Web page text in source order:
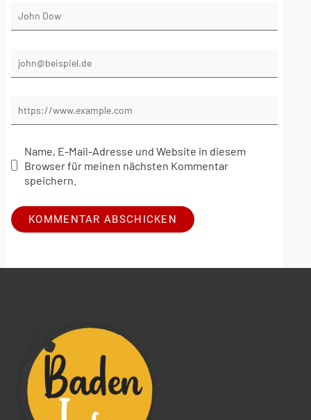
Name, E-Mail-Adresse und Website in diesem
Browser für meinen nächsten Kommentar
speichern.